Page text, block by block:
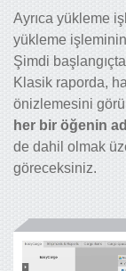
Ayrıca yükleme
yükleme
Şimdi
Klasik raporda,
önizlemesini
her bir öğenin
de dahil olmak
göreceksiniz.